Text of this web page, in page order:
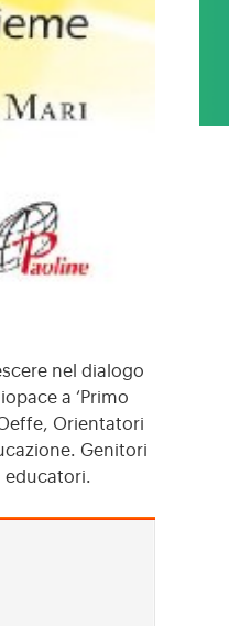
nel dialogo
a ‘Primo
Orientatori
Genitori
educatori.